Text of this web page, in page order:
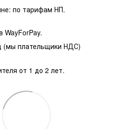
по тарифам НП.
WayForPay.
(мы плательщики НДС)
от 1 до 2 лет.